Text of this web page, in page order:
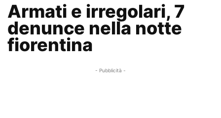
Armati e irregolari, 7
denunce nella notte
fiorentina
- Pubblicità -